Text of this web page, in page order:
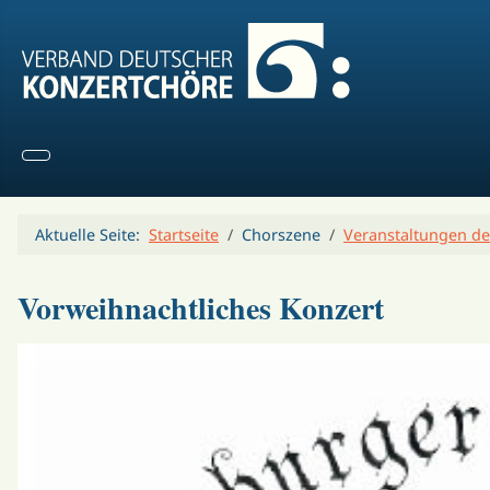
Aktuelle Seite: Startseite Chorszene Veranstaltungen
Vorweihnachtliches Konzert